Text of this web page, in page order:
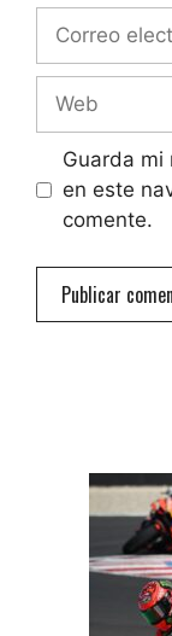
Correo
Web
Guarda mi
en este
comente.